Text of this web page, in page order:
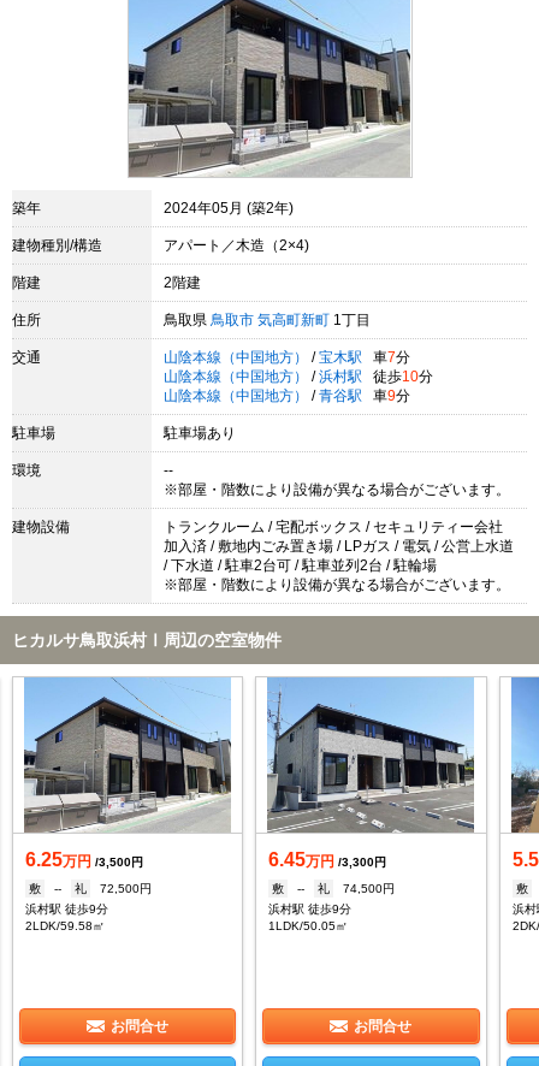
築年 2024年05月 (築2年)
建物種別/構造 アパート／木造（2×4)
階建 2階建
住所 鳥取県 鳥取市 気高町新町 1丁目
交通 山陰本線（中国地方） / 宝木駅 車7分
山陰本線（中国地方）
/ 浜村駅 徒歩10分
山陰本線（中国地方）
/ 青谷駅 車9分
駐車場 駐車場あり
環境
--
※部屋・階数により設備が異なる場合がございます。
建物設備
トランクルーム / 宅配ボックス / セキュリティー会社
加入済 / 敷地内ごみ置き場 / LPガス / 電気 / 公営上水道
/ 下水道 / 駐車2台可 / 駐車並列2台 / 駐輪場
※部屋・階数により設備が異なる場合がございます。
ヒカルサ鳥取浜村Ⅰ周辺の空室物件
6.25万円 /3,500円
敷
-- 礼
72,500円
浜村駅 徒歩9分
2LDK/59.58㎡
お問合せ
6.45万円 /3,300円
敷
-- 礼
74,500円
浜村駅 徒歩9分
1LDK/50.05㎡
お問合せ
5.5
敷
浜村